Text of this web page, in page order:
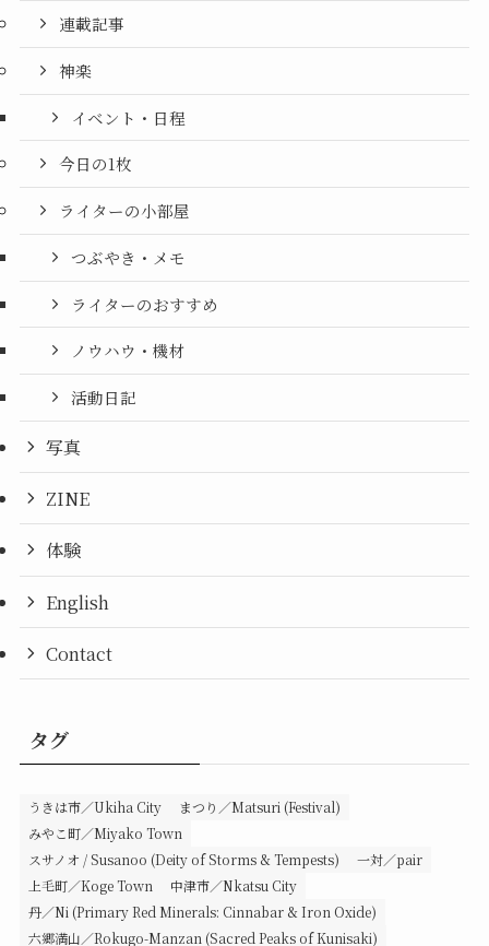
連載記事
神楽
イベント・日程
今日の1枚
ライターの小部屋
つぶやき・メモ
ライターのおすすめ
ノウハウ・機材
活動日記
写真
ZINE
体験
English
Contact
タグ
うきは市／Ukiha City
まつり／Matsuri (Festival)
みやこ町／Miyako Town
スサノオ / Susanoo (Deity of Storms & Tempests)
一対／pair
上毛町／Koge Town
中津市／Nkatsu City
丹／Ni (Primary Red Minerals: Cinnabar & Iron Oxide)
六郷満山／Rokugo-Manzan (Sacred Peaks of Kunisaki)